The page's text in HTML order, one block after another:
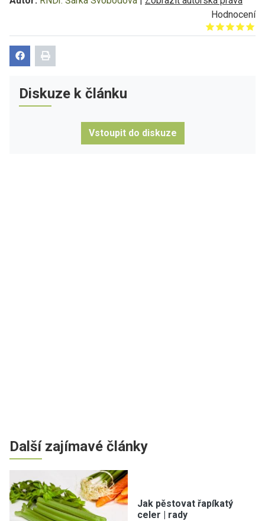
Hodnocení
Give it 1/5
Give it 2/5
Give it 3/5
Give it 4/5
Give it 5/5
Diskuze k článku
Vstoupit do diskuze
Další zajímavé články
Jak pěstovat řapíkatý
celer | rady